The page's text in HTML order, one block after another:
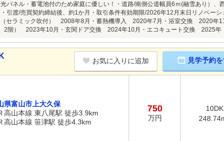
パネル・蓄電池付のため家庭に優しい！・道路/南側公道幅員6ｍ(融雪あり）、
・引渡/売買契約締結後、約1か月・取引条件有効期限/2026年12月末日リノベー
セラミック吹付） 2008年8月・蓄熱機導入 2020年7月・浴室交換 2020年
、2階） 2023年10月・玄関ドア交換 2024年10月・エコキュート交換 2025
お気に入りに追加 見学予約
県富山市上大久保
高山本線 東八尾駅 徒歩3.9km
高山本線 笹津駅 徒歩4.3km
750
万円
10DK